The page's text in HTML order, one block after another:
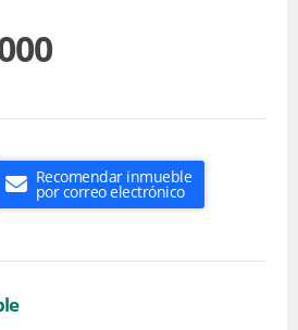
Recomendar inmueble
por correo electrónico